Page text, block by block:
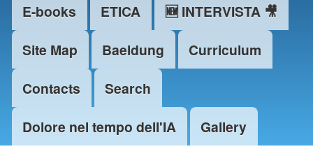
Main menu
E-books ETICA
🆕 INTERVISTA 🎥
Site Map
Baeldung
Curriculum
Contacts
Search
Dolore nel tempo dell'IA
Gallery